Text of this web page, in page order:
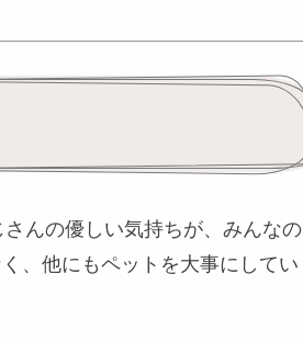
んの優しい気持ちが、みんなの
、他にもペットを大事にしてい